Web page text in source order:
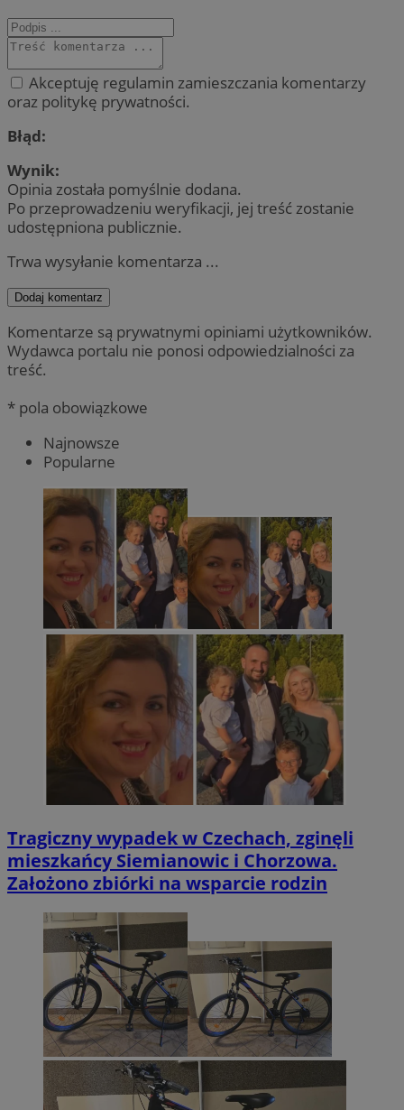
Akceptuję regulamin zamieszczania komentarzy
oraz politykę prywatności.
Błąd:
Wynik:
Opinia została pomyślnie dodana.
Po przeprowadzeniu weryfikacji, jej treść zostanie
udostępniona publicznie.
Trwa wysyłanie komentarza ...
Dodaj komentarz
Komentarze są prywatnymi opiniami użytkowników.
Wydawca portalu nie ponosi odpowiedzialności za
treść.
* pola obowiązkowe
Najnowsze
Popularne
Tragiczny wypadek w Czechach, zginęli
mieszkańcy Siemianowic i Chorzowa.
Założono zbiórki na wsparcie rodzin